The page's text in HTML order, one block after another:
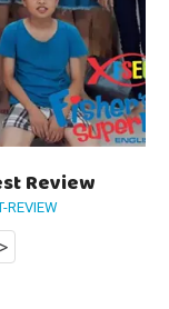
Review
REVIEW